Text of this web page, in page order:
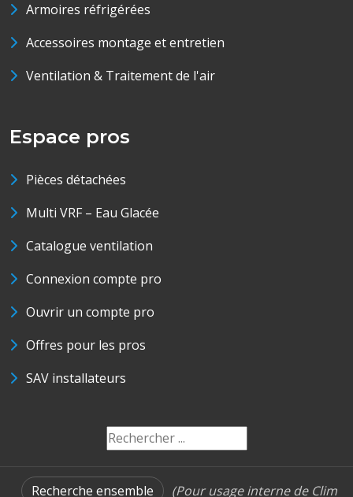
Armoires réfrigérées
Accessoires montage et entretien
Ventilation & Traitement de l'air
Espace pros
Pièces détachées
Multi VRF – Eau Glacée
Catalogue ventilation
Connexion compte pro
Ouvrir un compte pro
Offres pour les pros
SAV installateurs
Recherche ensemble (Pour usage interne de Clim